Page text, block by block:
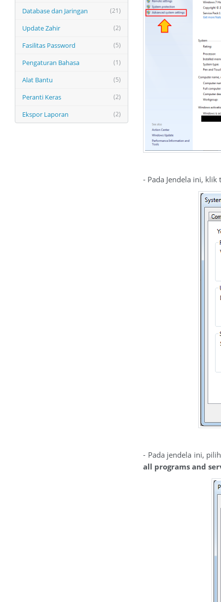
(21)
Database dan Jaringan
(2)
Update Zahir
(5)
Fasilitas Password
(1)
Pengaturan Bahasa
(5)
Alat Bantu
(2)
Peranti Keras
(2)
Ekspor Laporan
- Pada Jendela ini,
- Pada jendela ini,
all programs and